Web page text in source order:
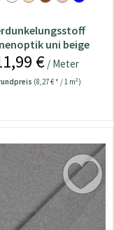
uni beige
€ / Meter
(8,27 € * / 1 m²)